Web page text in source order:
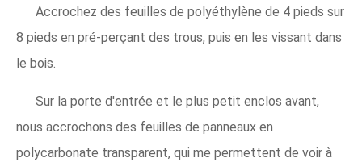
Accrochez des feuilles de polyéthylène de 4 pieds sur
8 pieds en pré-perçant des trous, puis en les vissant dans
le bois.
Sur la porte d'entrée et le plus petit enclos avant,
nous accrochons des feuilles de panneaux en
polycarbonate transparent, qui me permettent de voir à